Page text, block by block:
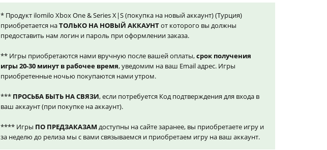
* Продукт ilomilo Xbox One & Series X|S (покупка на новый аккаунт) (Турция)
приобретается наТОЛЬКО НА НОВЫЙ АККАУНТот которого вы должны
предоставить нам логин и пароль при оформлении заказа.
** Игры приобретаются нами вручную после вашей оплаты,срок получения
игры 20-30 минут в рабочее время, уведомим на ваш Email адрес. Игры
приобретенные ночью покупаются нами утром.
*** ПРОСЬБА БЫТЬ НА СВЯЗИ, если потребуется Код подтверждения для входа в
ваш аккаунт (при покупке на аккаунт).
**** Игры ПО ПРЕДЗАКАЗАМ доступны на сайте заранее, вы приобретаете игру и
за неделю до релиза мы с вами связываемся и приобретаем игру на ваш аккаунт.